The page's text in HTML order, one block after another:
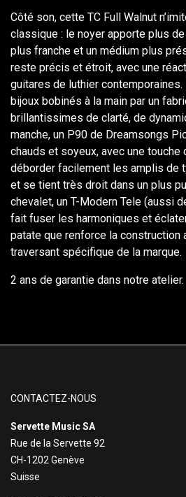
Côté son, cette TC Full Walnut
classique : le noyer apporte plus
plus franche et un médium plus
reste précis et étroit, avec une
guitares de luthier
bijoux bobinés à la main par un
brillantissimes de clarté, de
manche, un P90 de Dreamsongs
chauds et soyeux, avec une touche
déborder facilement les amplis de
et se tient très droit dans un plus
chevalet, un T-Modern Tele (aussi
fait fuser les harmoniques et
patate que renforce la construction
traversant spécifique de la marque.
2 ans de garantie dans notre atelier.
CONTACTEZ-NOUS
Servette Music SA
Rue de la Servette 92
CH-1202 Genève
Suisse